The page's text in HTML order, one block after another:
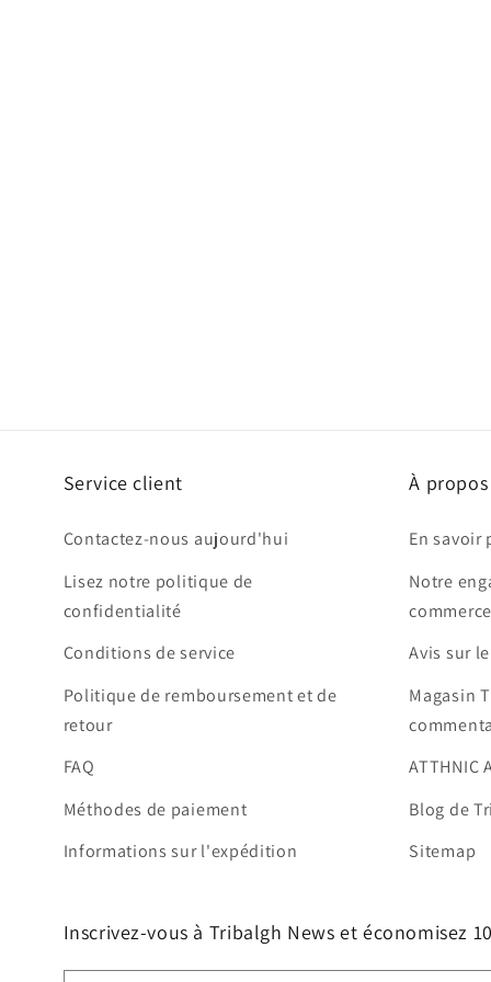
Service client
Contactez-nous aujourd'hui
Lisez notre politique de
confidentialité
Conditions de service
Politique de remboursement et de
retour
FAQ
Méthodes de paiement
Informations sur l'expédition
À
En savoir
Notre
Avis sur
Magasin
ATTHNIC
Blog de
Sitemap
Inscrivez-vous à Tribalgh News et économisez